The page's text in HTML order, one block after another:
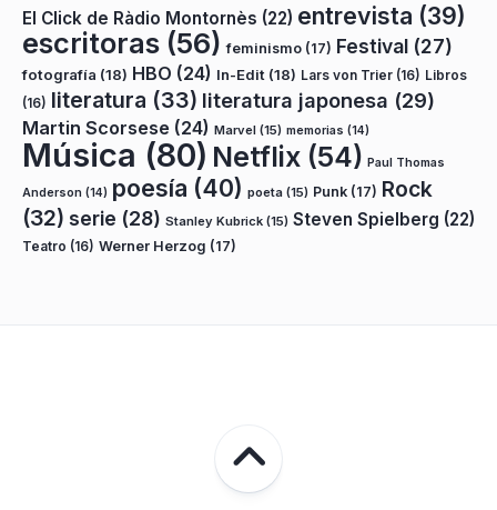
El Click de Ràdio Montornès (22) entrevista (39)
escritoras (56) feminismo (17) Festival (27)
fotografía (18) HBO (24) In-Edit (18) Lars von Trier (16) Libros
(16) literatura (33) literatura japonesa (29)
Martin Scorsese (24) Marvel (15) memorias (14)
Música (80) Netflix (54) Paul Thomas
Anderson (14) poesía (40) poeta (15) Punk (17) Rock
(32) serie (28) Stanley Kubrick (15) Steven Spielberg (22)
Teatro (16) Werner Herzog (17)